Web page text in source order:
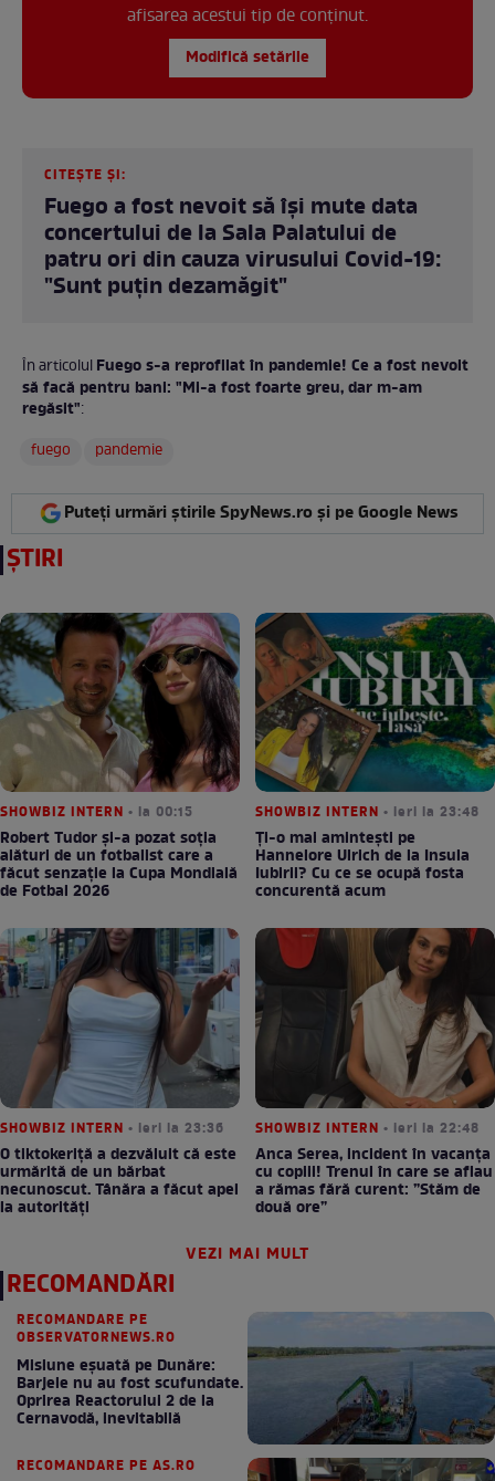
afisarea acestui tip de conținut.
Modifică setările
CITEȘTE ȘI:
Fuego a fost nevoit să își mute data
concertului de la Sala Palatului de
patru ori din cauza virusului Covid-19:
"Sunt puțin dezamăgit"
În articolulFuego s-a reprofilat în pandemie! Ce a fost nevoit
să facă pentru bani: "Mi-a fost foarte greu, dar m-am
regăsit":
fuego
pandemie
Puteți urmări știrile SpyNews.ro și pe Google News
ȘTIRI
SHOWBIZ INTERN • la 00:15
Robert Tudor și-a pozat soția
alături de un fotbalist care a
făcut senzație la Cupa Mondială
de Fotbal 2026
SHOWBIZ INTERN • ieri la 23:48
Ți-o mai amintești pe
Hannelore Ulrich de la Insula
Iubirii? Cu ce se ocupă fosta
concurentă acum
SHOWBIZ INTERN • ieri la 23:36
O tiktokeriță a dezvăluit că este
urmărită de un bărbat
necunoscut. Tânăra a făcut apel
la autorități
SHOWBIZ INTERN • ieri la 22:48
Anca Serea, incident în vacanța
cu copiii! Trenul în care se aflau
a rămas fără curent: ”Stăm de
două ore”
VEZI MAI MULT
RECOMANDĂRI
RECOMANDARE PE
OBSERVATORNEWS.RO
Misiune eșuată pe Dunăre:
Barjele nu au fost scufundate.
Oprirea Reactorului 2 de la
Cernavodă, inevitabilă
RECOMANDARE PE AS.RO